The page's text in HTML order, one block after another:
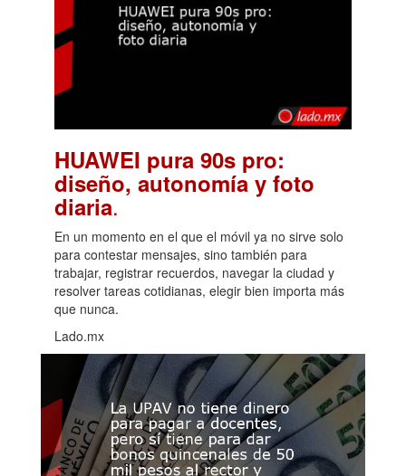
HUAWEI pura 90s pro:
diseño, autonomía y foto
diaria.
En un momento en el que el móvil ya no sirve solo
para contestar mensajes, sino también para
trabajar, registrar recuerdos, navegar la ciudad y
resolver tareas cotidianas, elegir bien importa más
que nunca.
Lado.mx